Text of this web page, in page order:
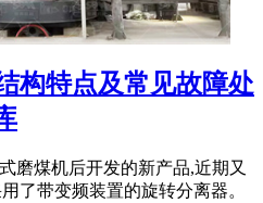
构特点及常见故障处
磨煤机后开发的新产品,近期又
了带变频装置的旋转分离器。